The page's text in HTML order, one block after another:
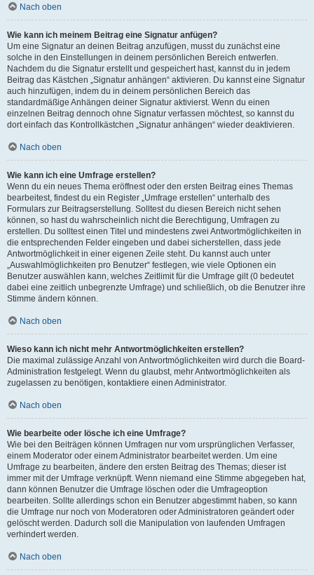
Nach oben
Wie kann ich meinem Beitrag eine Signatur anfügen?
Um eine Signatur an deinen Beitrag anzufügen, musst du zunächst eine
solche in den Einstellungen in deinem persönlichen Bereich entwerfen.
Nachdem du die Signatur erstellt und gespeichert hast, kannst du in jedem
Beitrag das Kästchen „Signatur anhängen“ aktivieren. Du kannst eine Signatur
auch hinzufügen, indem du in deinem persönlichen Bereich das
standardmäßige Anhängen deiner Signatur aktivierst. Wenn du einen
einzelnen Beitrag dennoch ohne Signatur verfassen möchtest, so kannst du
dort einfach das Kontrollkästchen „Signatur anhängen“ wieder deaktivieren.
Nach oben
Wie kann ich eine Umfrage erstellen?
Wenn du ein neues Thema eröffnest oder den ersten Beitrag eines Themas
bearbeitest, findest du ein Register „Umfrage erstellen“ unterhalb des
Formulars zur Beitragserstellung. Solltest du diesen Bereich nicht sehen
können, so hast du wahrscheinlich nicht die Berechtigung, Umfragen zu
erstellen. Du solltest einen Titel und mindestens zwei Antwortmöglichkeiten in
die entsprechenden Felder eingeben und dabei sicherstellen, dass jede
Antwortmöglichkeit in einer eigenen Zeile steht. Du kannst auch unter
„Auswahlmöglichkeiten pro Benutzer“ festlegen, wie viele Optionen ein
Benutzer auswählen kann, welches Zeitlimit für die Umfrage gilt (0 bedeutet
dabei eine zeitlich unbegrenzte Umfrage) und schließlich, ob die Benutzer ihre
Stimme ändern können.
Nach oben
Wieso kann ich nicht mehr Antwortmöglichkeiten erstellen?
Die maximal zulässige Anzahl von Antwortmöglichkeiten wird durch die Board-
Administration festgelegt. Wenn du glaubst, mehr Antwortmöglichkeiten als
zugelassen zu benötigen, kontaktiere einen Administrator.
Nach oben
Wie bearbeite oder lösche ich eine Umfrage?
Wie bei den Beiträgen können Umfragen nur vom ursprünglichen Verfasser,
einem Moderator oder einem Administrator bearbeitet werden. Um eine
Umfrage zu bearbeiten, ändere den ersten Beitrag des Themas; dieser ist
immer mit der Umfrage verknüpft. Wenn niemand eine Stimme abgegeben hat,
dann können Benutzer die Umfrage löschen oder die Umfrageoption
bearbeiten. Sollte allerdings schon ein Benutzer abgestimmt haben, so kann
die Umfrage nur noch von Moderatoren oder Administratoren geändert oder
gelöscht werden. Dadurch soll die Manipulation von laufenden Umfragen
verhindert werden.
Nach oben